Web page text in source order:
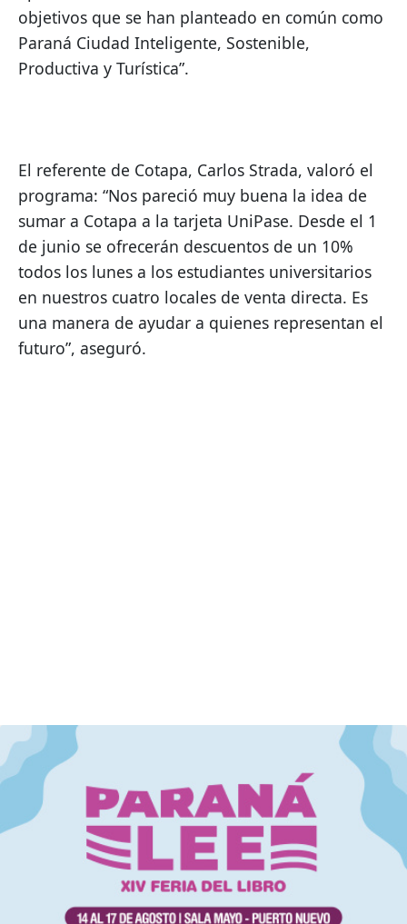
objetivos que se han planteado en común como
Paraná Ciudad Inteligente, Sostenible,
Productiva y Turística”.
El referente de Cotapa, Carlos Strada, valoró el
programa: “Nos pareció muy buena la idea de
sumar a Cotapa a la tarjeta UniPase. Desde el 1
de junio se ofrecerán descuentos de un 10%
todos los lunes a los estudiantes universitarios
en nuestros cuatro locales de venta directa. Es
una manera de ayudar a quienes representan el
futuro”, aseguró.